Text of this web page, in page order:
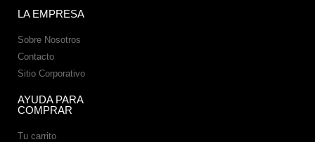
LA EMPRESA
Sobre Nosotros
Contacto
Sitio Corporativo
AYUDA PARA
COMPRAR
Tu carrito